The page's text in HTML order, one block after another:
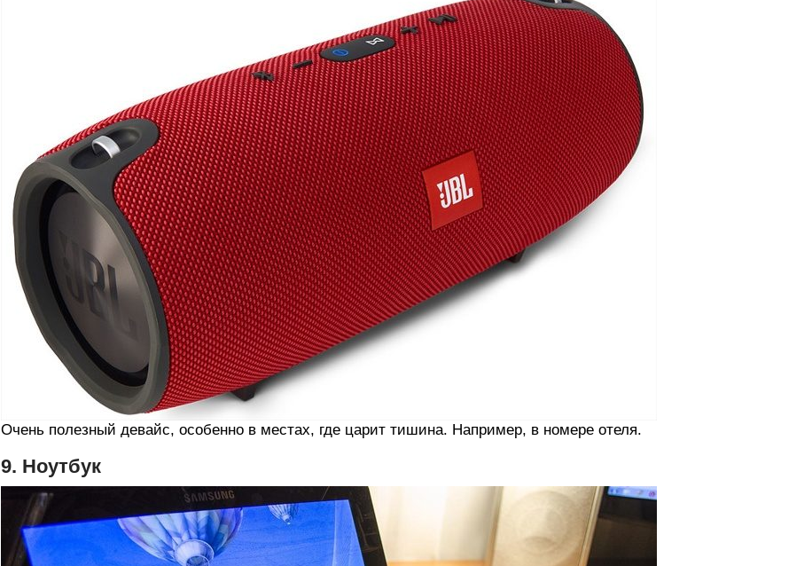
Очень полезный девайс, особенно в местах, где царит тишина. Например, в номере отеля.
9. Ноутбук